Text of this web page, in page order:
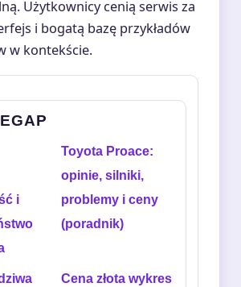
Użytkownicy cenią serwis za
i bogatą bazę przykładów
w kontekście.
i
Toyota Proace:
opinie, silniki,
problemy i ceny
(poradnik)
Cena złota wykres